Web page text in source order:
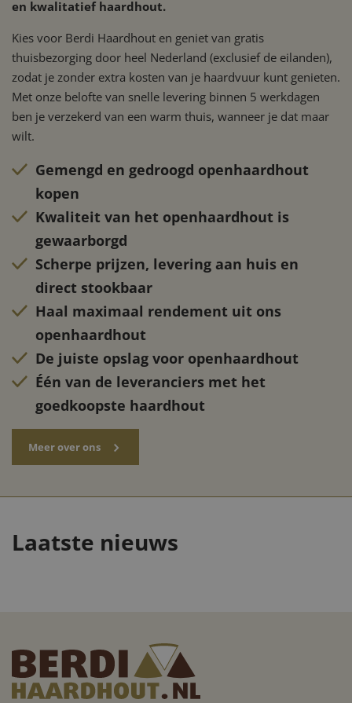
en kwalitatief haardhout.
Kies voor Berdi Haardhout en geniet van gratis
thuisbezorging door heel Nederland (exclusief de eilanden),
zodat je zonder extra kosten van je haardvuur kunt genieten.
Met onze belofte van snelle levering binnen 5 werkdagen
ben je verzekerd van een warm thuis, wanneer je dat maar
wilt.
Gemengd en gedroogd openhaardhout
kopen
Kwaliteit van het openhaardhout is
gewaarborgd
Scherpe prijzen, levering aan huis en
direct stookbaar
Haal maximaal rendement uit ons
openhaardhout
De juiste opslag voor openhaardhout
Één van de leveranciers met het
goedkoopste haardhout
Laatste nieuws
goedkoop haardhout in
te slaan
Strikt noodzakelijk Prestatie
Strikt noodzakelijke cookies maken de kernfunctionaliteiten van de
website mogelijk, zoals gebruikersaanmelding en accountbeheer. De
website kan niet goed worden gebruikt zonder de strikt
noodzakelijke cookies.
Google Privacy Policy